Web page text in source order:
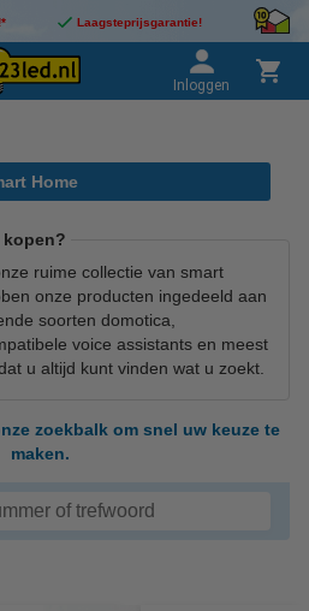
Laagsteprijsgarantie!
Inloggen
Home
kopen?
ruime collectie van smart
onze producten ingedeeld aan
soorten domotica,
voice assistants en meest
u altijd kunt vinden wat u zoekt.
zoekbalk om snel uw keuze te
maken.